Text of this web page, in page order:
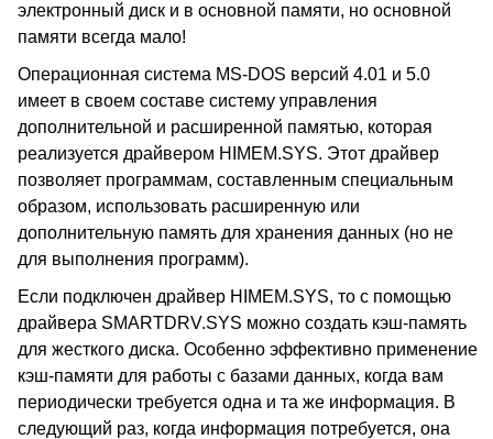
электронный диск и в основной памяти, но основной
памяти всегда мало!
Операционная система MS-DOS версий 4.01 и 5.0
имеет в своем составе систему управления
дополнительной и расширенной памятью, которая
реализуется драйвером HIMEM.SYS. Этот драйвер
позволяет программам, составленным специальным
образом, использовать расширенную или
дополнительную память для хранения данных (но не
для выполнения программ).
Если подключен драйвер HIMEM.SYS, то с помощью
драйвера SMARTDRV.SYS можно создать кэш-память
для жесткого диска. Особенно эффективно применение
кэш-памяти для работы с базами данных, когда вам
периодически требуется одна и та же информация. В
следующий раз, когда информация потребуется, она